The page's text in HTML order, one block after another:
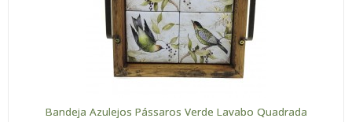
Bandeja Azulejos Pássaros Verde Lavabo Quadrada